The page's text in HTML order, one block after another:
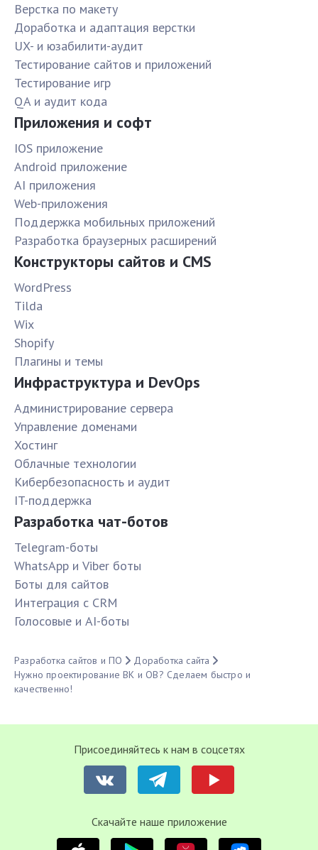
Верстка по макету
Доработка и адаптация верстки
UX- и юзабилити-аудит
Тестирование сайтов и приложений
Тестирование игр
QA и аудит кода
Приложения и софт
IOS приложение
Android приложение
AI приложения
Web-приложения
Поддержка мобильных приложений
Разработка браузерных расширений
Конструкторы сайтов и CMS
WordPress
Tilda
Wix
Shopify
Плагины и темы
Инфраструктура и DevOps
Администрирование сервера
Управление доменами
Хостинг
Облачные технологии
Кибербезопасность и аудит
IT-поддержка
Разработка чат-ботов
Telegram-боты
WhatsApp и Viber боты
Боты для сайтов
Интеграция с CRM
Голосовые и AI-боты
Разработка сайтов и ПО
Доработка сайта
Нужно проектирование ВК и ОВ? Сделаем быстро и
качественно!
Присоединяйтесь к нам в соцсетях
Cкачайте наше приложение